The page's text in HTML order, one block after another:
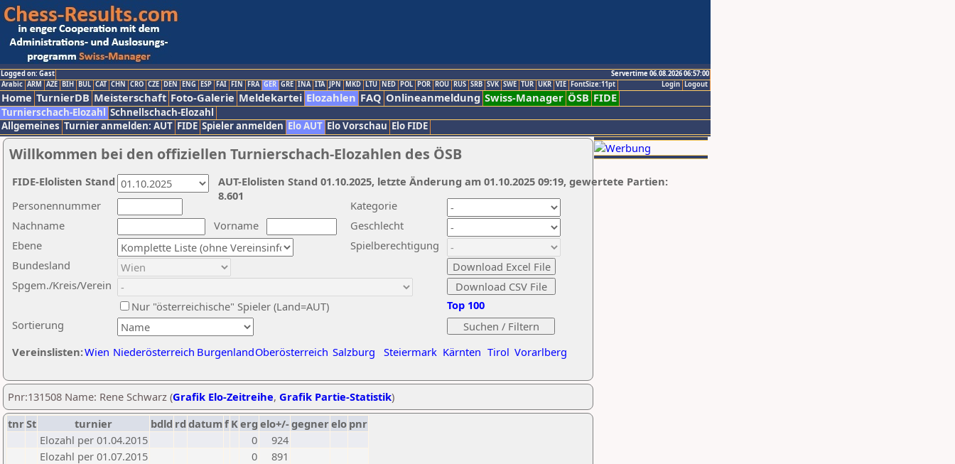
Logged on: Gast
Servertime 06.08.2026 06:57:00
Logout
Login
Arabic ARM AZE BIH BUL CAT CHN CRO CZE DEN ENG ESP FAI FIN FRA GER GRE INA ITA JPN MKD LTU NED POL POR ROU RUS SRB SVK SWE TUR UKR VIE FontSize:11pt
Home TurnierDB Meisterschaft Foto-Galerie Meldekartei Elozahlen FAQ Onlineanmeldung Swiss-Manager ÖSB FIDE
Turnierschach-Elozahl Schnellschach-Elozahl
Allgemeines Turnier anmelden: AUT FIDE Spieler anmelden Elo AUT Elo Vorschau Elo FIDE
Willkommen bei den offiziellen Turnierschach-Elozahlen des ÖSB
Nachname
Vorname
Ebene
Kategorie
Sortierung
Personennummer
Bundesland
Spgem./Kreis/Verein
Geschlecht
Nur "österreichische" Spieler (Land=AUT)
Spielberechtigung
Vereinslisten:Wien Niederösterreich BurgenlandOberösterreich Salzburg Steiermark Kärnten Tirol Vorarlberg
Top 100
AUT-Elolisten Stand 01.10.2025, letzte Änderung am 01.10.2025 09:19, gewertete Partien:
8.601
FIDE-Elolisten Stand
Pnr:131508 Name: Rene Schwarz (Grafik Elo-Zeitreihe, Grafik Partie-Statistik)
tnrSt turnier bdld rd datumf Kerg elo+/-gegnerelo pnr
Elozahl per 01.04.2015
0
924
Elozahl per 01.07.2015
0
891